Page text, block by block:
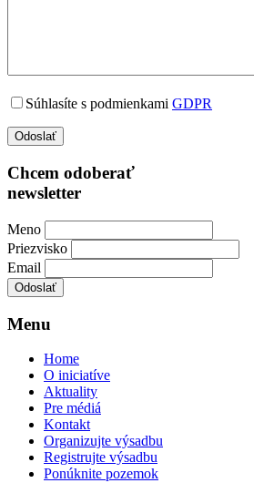
Súhlasíte s podmienkami GDPR
Chcem odoberať
newsletter
Meno
Priezvisko
Email
Menu
Home
O iniciatíve
Aktuality
Pre médiá
Kontakt
Organizujte výsadbu
Registrujte výsadbu
Ponúknite pozemok